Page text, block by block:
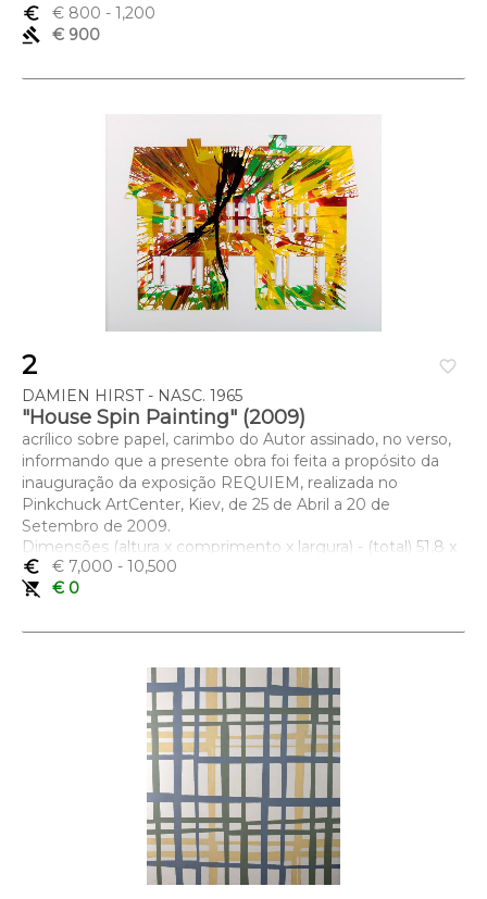
euro_symbol € 800 - 1,200
gavel
€ 900
favorite_border
2
DAMIEN HIRST - NASC. 1965
"House Spin Painting" (2009)
acrílico sobre papel, carimbo do Autor assinado, no verso,
informando que a presente obra foi feita a propósito da
inauguração da exposição REQUIEM, realizada no
Pinkchuck ArtCenter, Kiev, de 25 de Abril a 20 de
Setembro de 2009.
Dimensões (altura x comprimento x largura) - (total) 51,8 x
69,2 cm
euro_symbol € 7,000 - 10,500
remove_shopping_cart
€ 0